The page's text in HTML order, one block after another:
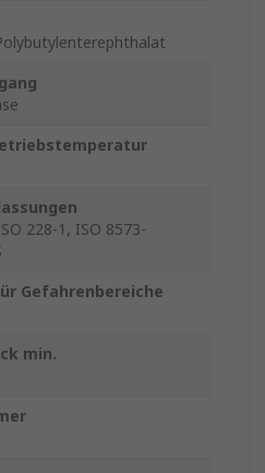
228-1, ISO 8573-
Gefahrenbereiche
min.